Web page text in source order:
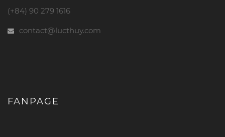
(+84) 90 279 1616
contact@lucthuy.com
FANPAGE